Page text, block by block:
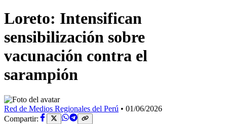
Loreto: Intensifican
sensibilización sobre
vacunación contra el
sarampión
Red de Medios Regionales del Perú • 01/06/2026
Compartir: